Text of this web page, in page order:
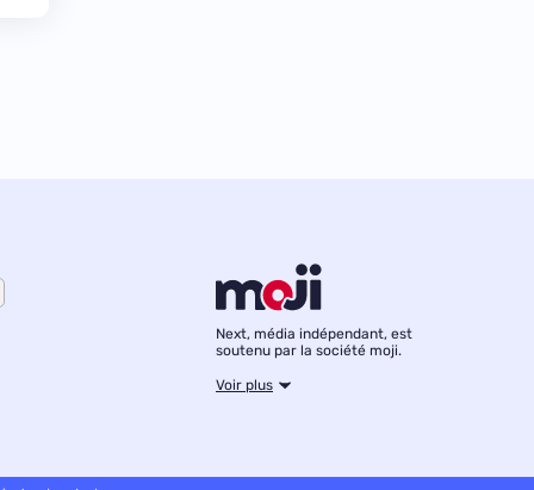
Next, média indépendant, est
soutenu par la société moji.
Voir plus